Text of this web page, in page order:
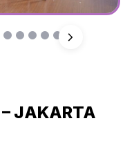
1112
JAKARTA